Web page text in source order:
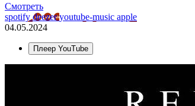
Смотреть
spotifydeezeryoutube-music apple
04.05.2024
Плеер YouTube